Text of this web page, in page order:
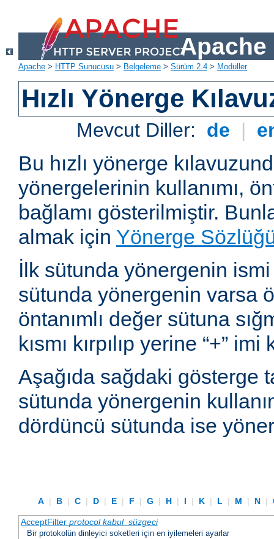
Apache
Apache > HTTP Sunucusu > Belgeleme > Sürüm 2.4 > Modüller
Hızlı Yönerge
Mevcut Diller: de |
Bu hızlı yönerge
yönergelerinin kullanımı,
bağlamı gösterilmiştir.
almak için Yönerge
İlk sütunda yönergenin
sütunda yönergenin varsa
öntanımlı değer sütuna
kısmı kırpılıp yerine “+”
Aşağıda sağdaki gösterge
sütunda yönergenin
dördüncü sütunda ise
A | B | C | D | E | F | G | H | I | K | L | M | N |
AcceptFilter protocol kabul_süzgeci
Bir protokolün dinleyici soketleri için en iyilemeleri ayarlar